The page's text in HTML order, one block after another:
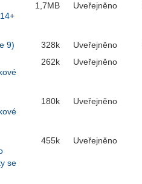
1,7MB Uveřejněno
9) 328k Uveřejněno
262k Uveřejněno
180k Uveřejněno
se
455k Uveřejněno